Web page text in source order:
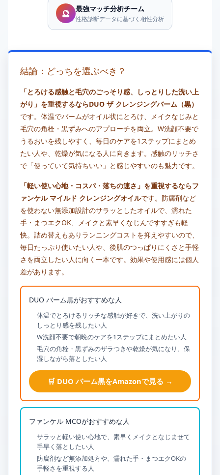
🔮 最強マッチ分析チーム
性格診断データに基づく相性分析
結論：どっちを選ぶべき？
「とろける感触と毛穴のごっそり感、しっとりした洗い上
がり」を重視するならDUO ザ クレンジングバーム（黒）
です。体温でバームがオイル状にとろけ、メイクなじみと
毛穴の角栓・黒ずみへのアプローチを両立。W洗顔不要で
うるおいを残しやすく、毎日のケアを1ステップにまとめ
たい人や、乾燥が気になる人に向きます。感触のリッチさ
で「使っていて気持ちいい」と感じやすいのも魅力です。
「軽い使い心地・コスパ・落ちの速さ」を重視するならフ
ァンケル マイルド クレンジングオイルです。防腐剤など
を使わない無添加設計のサラッとしたオイルで、濡れた
手・まつエクOK、メイクと素早くなじんですすぎも軽
快。詰め替えもありランニングコストを抑えやすいので、
毎日たっぷり使いたい人や、後肌のつっぱりにくさと手軽
さを両立したい人に向く一本です。効果や使用感には個人
差があります。
DUO バーム黒がおすすめな人
体温でとろけるリッチな感触が好きで、洗い上がりの
しっとり感を残したい人
W洗顔不要で朝晩のケアを1ステップにまとめたい人
毛穴の角栓・黒ずみのザラつきや乾燥が気になり、保
湿しながら落としたい人
🛒 DUO バーム黒をAmazonで見る →
ファンケル MCOがおすすめな人
サラッと軽い使い心地で、素早くメイクとなじませて
手早く落としたい人
防腐剤など無添加処方や、濡れた手・まつエクOKの
手軽さを重視する人